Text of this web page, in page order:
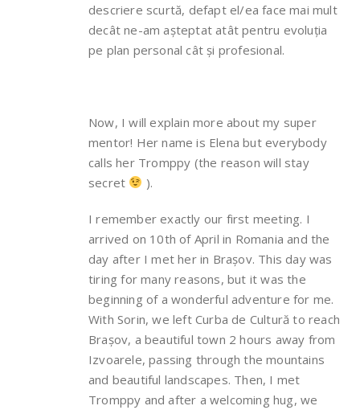
descriere scurtă, defapt el/ea face mai mult
decât ne-am așteptat atât pentru evoluția
pe plan personal cât și profesional.
Now, I will explain more about my super
mentor! Her name is Elena but everybody
calls her Tromppy (the reason will stay
secret
).
I remember exactly our first meeting. I
arrived on 10th of April in Romania and the
day after I met her in Brașov. This day was
tiring for many reasons, but it was the
beginning of a wonderful adventure for me.
With Sorin, we left Curba de Cultură to reach
Brașov, a beautiful town 2 hours away from
Izvoarele, passing through the mountains
and beautiful landscapes. Then, I met
Tromppy and after a welcoming hug, we